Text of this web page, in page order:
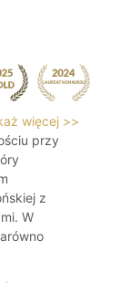
więcej >>
przy
z
W